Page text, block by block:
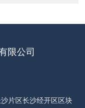
限公司
片区长沙经开区区块